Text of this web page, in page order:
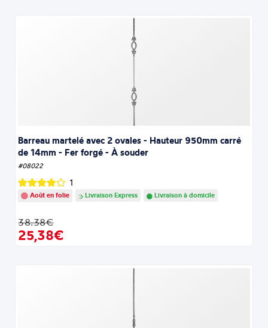
Barreau martelé avec 2 ovales - Hauteur 950mm carré
de 14mm - Fer forgé - À souder
#08022
1
Août en folie Livraison Express Livraison à domicile
38.38€
25,38€